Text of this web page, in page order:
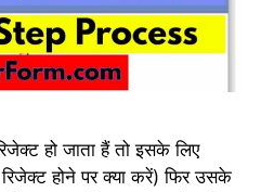
हो जाता हैं तो इसके लिए
होने पर क्या करें) फिर उसके